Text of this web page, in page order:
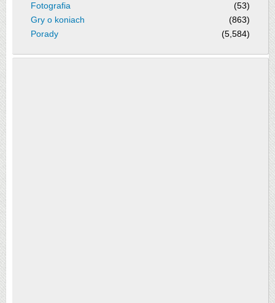
Fotografia
(53)
Gry o koniach
(863)
Porady
(5,584)